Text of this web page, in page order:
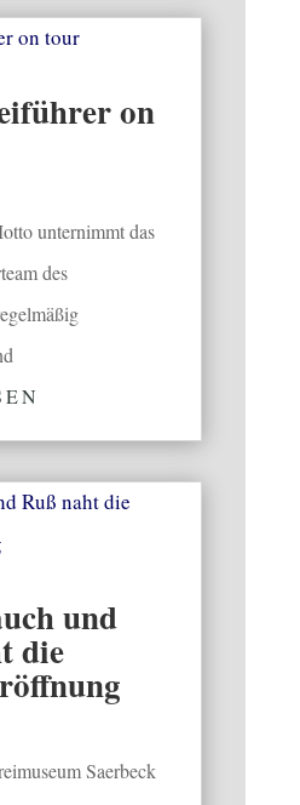
on
unternimmt das
des
und
die
Saerbeck